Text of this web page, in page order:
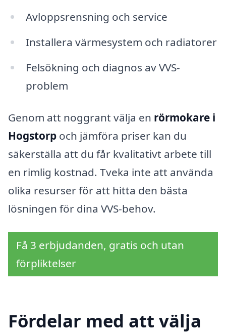
Avloppsrensning och service
Installera värmesystem och radiatorer
Felsökning och diagnos av VVS-
problem
Genom att noggrant välja en rörmokare i
Hogstorp och jämföra priser kan du
säkerställa att du får kvalitativt arbete till
en rimlig kostnad. Tveka inte att använda
olika resurser för att hitta den bästa
lösningen för dina VVS-behov.
Få 3 erbjudanden, gratis och utan
förpliktelser
Fördelar med att välja